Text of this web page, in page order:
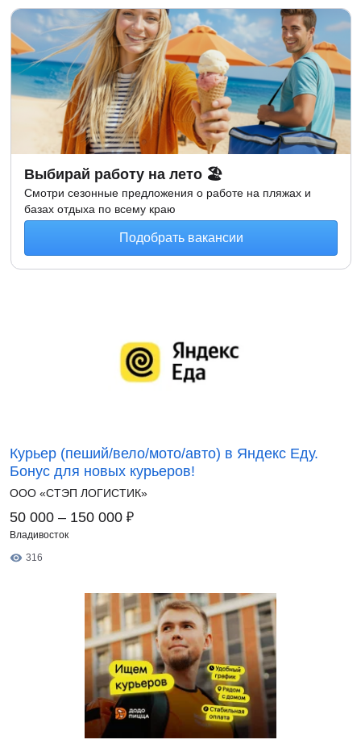
Выбирай работу на лето 🏖
Смотри сезонные предложения о работе на пляжах и
базах отдыха по всему краю
Подобрать вакансии
Курьер (пеший/вело/мото/авто) в Яндекс Еду.
Бонус для новых курьеров!
ООО «СТЭП ЛОГИСТИК»
50 000 – 150 000 ₽
Владивосток
316